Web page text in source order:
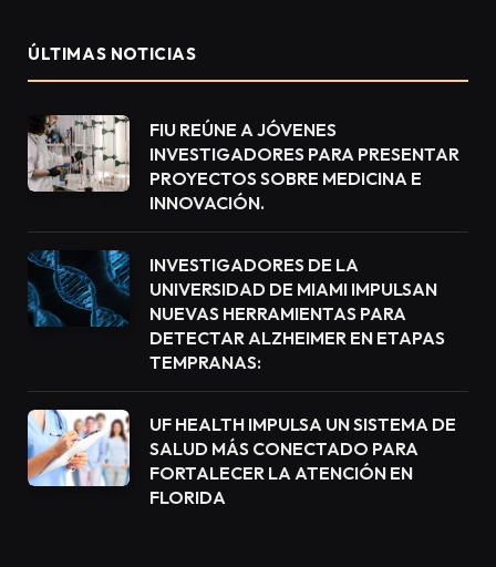
ÚLTIMAS NOTICIAS
FIU REÚNE A JÓVENES
INVESTIGADORES PARA PRESENTAR
PROYECTOS SOBRE MEDICINA E
INNOVACIÓN.
INVESTIGADORES DE LA
UNIVERSIDAD DE MIAMI IMPULSAN
NUEVAS HERRAMIENTAS PARA
DETECTAR ALZHEIMER EN ETAPAS
TEMPRANAS:
UF HEALTH IMPULSA UN SISTEMA DE
SALUD MÁS CONECTADO PARA
FORTALECER LA ATENCIÓN EN
FLORIDA